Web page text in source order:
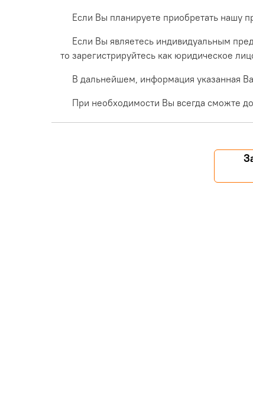
Если Вы планируете приобретать нашу
Если Вы являетесь индивидуальным
то зарегистрируйтесь как юридическое
В дальнейшем, информация указанная
При необходимости Вы всегда сможте